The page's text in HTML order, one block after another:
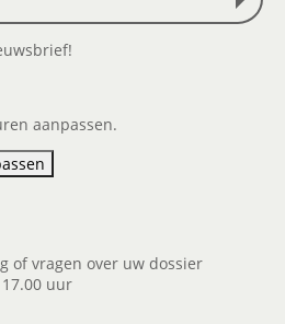
aanpassen.
of vragen over uw dossier
uur